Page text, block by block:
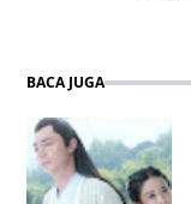
BACA JUGA